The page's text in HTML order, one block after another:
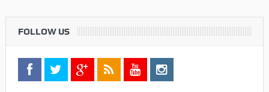
FOLLOW US